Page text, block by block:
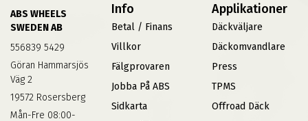
ABS WHEELS
SWEDEN AB
556839 5429
Göran Hammarsjös
Väg 2
19572 Rosersberg
Mån-Fre 08:00-
Info
Betal / Finans
Villkor
Fälgprovaren
Jobba På ABS
Sidkarta
Applikationer
Däckväljare
Däckomvandlare
Press
TPMS
Offroad Däck